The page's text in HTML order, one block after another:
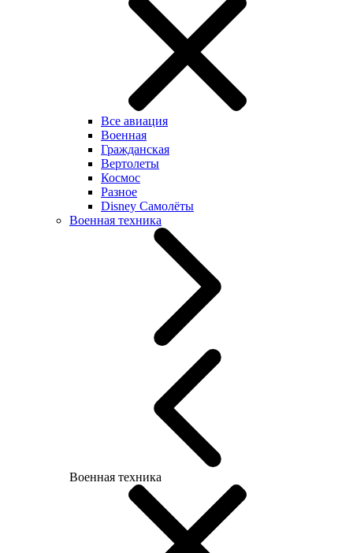
Все авиация
Военная
Гражданская
Вертолеты
Космос
Разное
Disney Самолёты
Военная техника
Военная техника